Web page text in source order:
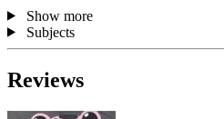
Show more
Subjects
Reviews